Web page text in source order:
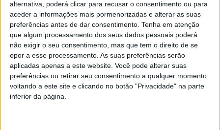
alternativa, poderá clicar para recusar o consentimento ou para
aceder a informações mais pormenorizadas e alterar as suas
preferências antes de dar consentimento. Tenha em atenção
que algum processamento dos seus dados pessoais poderá
não exigir o seu consentimento, mas que tem o direito de se
opor a esse processamento. As suas preferências serão
aplicadas apenas a este website. Você pode alterar suas
preferências ou retirar seu consentimento a qualquer momento
voltando a este site e clicando no botão "Privacidade" na parte
inferior da página.
SUDS2023 (Sports Union for Down Síndrome), que
decorreram em Itália.
Em nota, o executivo refere que esta celebração é o
“reconhecimento do trabalho promotor de verdadeira
integração comunitária de pessoas com limitações
diversificadas e capacidades específicas e especiais,
digno de todos os encómios e agradecimentos”.